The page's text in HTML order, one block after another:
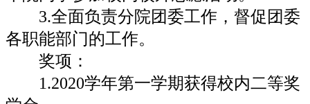
3.全面负责分院团委工作，督促团委
各职能部门的工作。
奖项：
1.2020学年第一学期获得校内二等奖